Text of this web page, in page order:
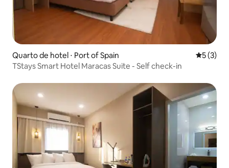
Quarto de hotel ⋅ Port of Spain 5 de
5 (3)
TStays Smart Hotel Maracas Suite - Self check-in